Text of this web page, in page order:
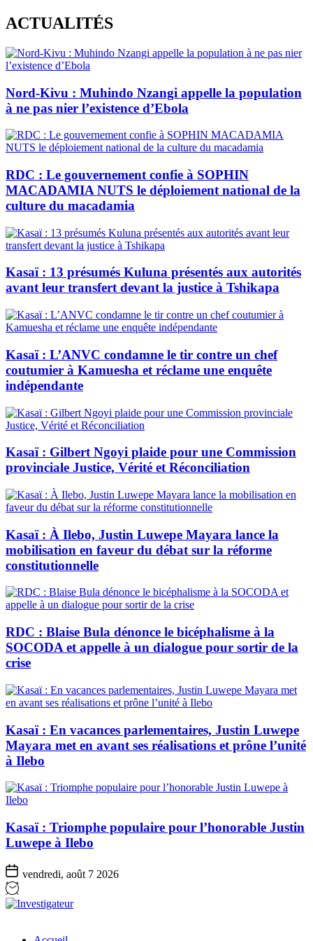
Skip
to
content
ACTUALITÉS
Nord-Kivu : Muhindo Nzangi appelle la population
à ne pas nier l’existence d’Ebola
RDC : Le gouvernement confie à SOPHIN
MACADAMIA NUTS le déploiement national de la
culture du macadamia
Kasaï : 13 présumés Kuluna présentés aux autorités
avant leur transfert devant la justice à Tshikapa
Kasaï : L’ANVC condamne le tir contre un chef
coutumier à Kamuesha et réclame une enquête
indépendante
Kasaï : Gilbert Ngoyi plaide pour une Commission
provinciale Justice, Vérité et Réconciliation
Kasaï : À Ilebo, Justin Luwepe Mayara lance la
mobilisation en faveur du débat sur la réforme
constitutionnelle
RDC : Blaise Bula dénonce le bicéphalisme à la
SOCODA et appelle à un dialogue pour sortir de la
crise
Kasaï : En vacances parlementaires, Justin Luwepe
Mayara met en avant ses réalisations et prône l’unité
à Ilebo
Kasaï : Triomphe populaire pour l’honorable Justin
Luwepe à Ilebo
vendredi, août 7 2026